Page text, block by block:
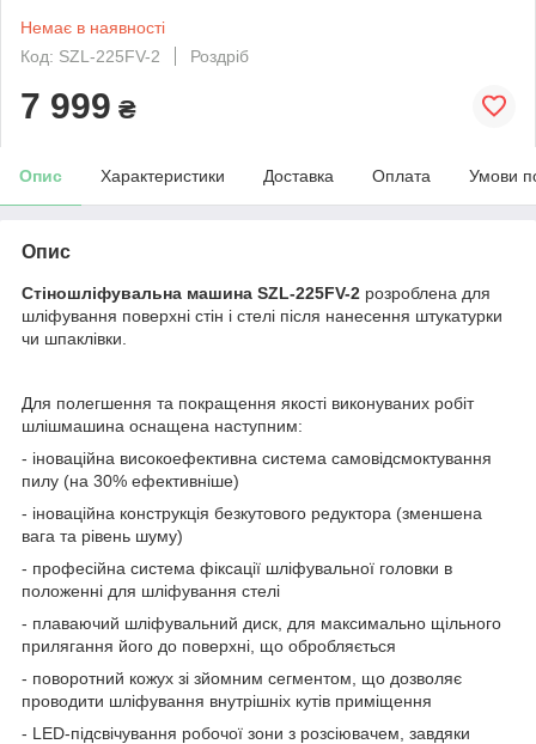
Немає в наявності
Код: SZL-225FV-2
Роздріб
7 999 ₴
Опис Характеристики Доставка Оплата Умови
Опис
Стіношліфувальна машина SZL-225FV-2 розроблена для
шліфування поверхні стін і стелі після нанесення штукатурки
чи шпаклівки.
Для полегшення та покращення якості виконуваних робіт
шлішмашина оснащена наступним:
- іноваційна високоефективна система самовідсмоктування
пилу (на 30% ефективніше)
- іноваційна конструкція безкутового редуктора (зменшена
вага та рівень шуму)
- професійна система фіксації шліфувальної головки в
положенні для шліфування стелі
- плаваючий шліфувальний диск, для максимально щільного
прилягання його до поверхні, що обробляється
- поворотний кожух зі зйомним сегментом, що дозволяє
проводити шліфування внутрішніх кутів приміщення
- LED-підсвічування робочої зони з розсіювачем, завдяки